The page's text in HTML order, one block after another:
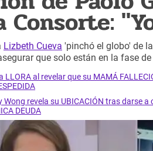
Consorte:
Lizbeth Cueva 'pinchó el globo' de
que solo están en la fase
LLORA al revelar que su MAMÁ
Wong revela su UBICACIÓN tras darse
DEUDA